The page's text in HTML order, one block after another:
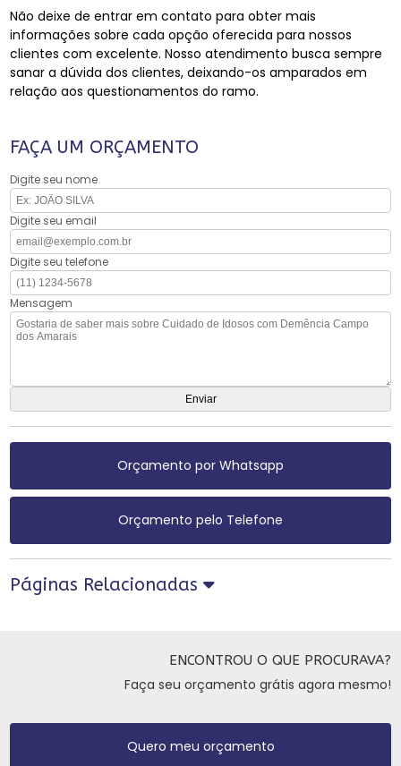
Não deixe de entrar em contato para obter mais
informações sobre cada opção oferecida para nossos
clientes com excelente. Nosso atendimento busca sempre
sanar a dúvida dos clientes, deixando-os amparados em
relação aos questionamentos do ramo.
FAÇA UM ORÇAMENTO
Digite seu nome
Digite seu email
Digite seu telefone
Mensagem
Orçamento por Whatsapp
Orçamento pelo Telefone
Páginas Relacionadas
ENCONTROU O QUE PROCURAVA?
Faça seu orçamento grátis agora mesmo!
Quero meu orçamento